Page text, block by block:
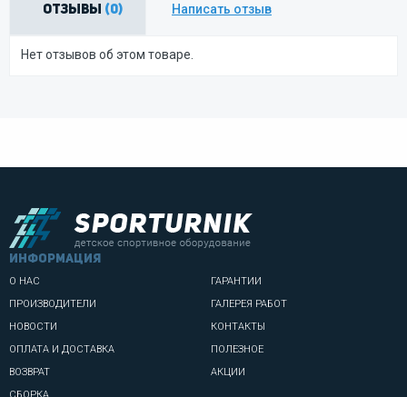
Отзывы (0) Написать отзыв
Нет отзывов об этом товаре.
информация
О НАС
ПРОИЗВОДИТЕЛИ
НОВОСТИ
ОПЛАТА И ДОСТАВКА
ВОЗВРАТ
ГАРАНТИИ
ГАЛЕРЕЯ РАБОТ
КОНТАКТЫ
ПОЛЕЗНОЕ
АКЦИИ